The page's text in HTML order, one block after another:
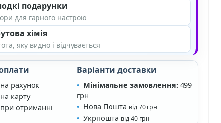
подарунки
для гарного настрою
хімія
яку видно і відчувається
рахунок
карту
отриманні
Варіанти доставки
Мінімальне замовлення:499
грн
Нова Пошта від 70 грн
Укрпошта від 40 грн